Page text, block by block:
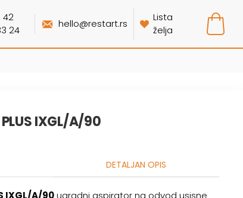
42
24
hello@restart.rs
Lista
želja
IXGL/A/90
DETALJAN OPIS
IXGL/A/90ugradni aspirator na odvod usisne